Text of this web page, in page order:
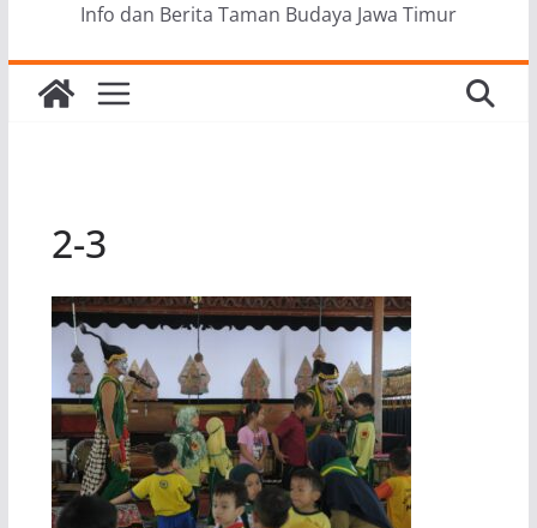
Info dan Berita Taman Budaya Jawa Timur
2-3